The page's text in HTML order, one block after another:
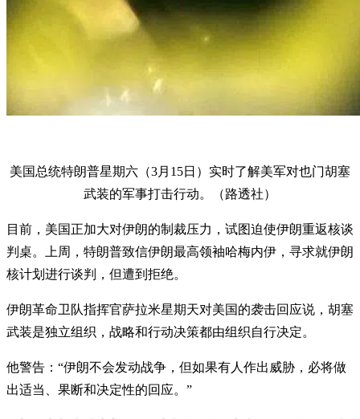
美国总统特朗普星期六（3月15日）实时了解美军对也门胡塞
武装的军事打击行动。（路透社）
目前，美国正加大对伊朗的制裁压力，试图迫使伊朗重返核谈
判桌。上周，特朗普致信伊朗最高领袖哈梅内伊，寻求就伊朗
核计划进行谈判，但遭到拒绝。
伊朗革命卫队指挥官萨拉米星期天对美国的袭击回应说，胡塞
武装是独立组织，战略和行动决策都由组织自行决定。
他警告：“伊朗不会发动战争，但如果有人作出威胁，必将做
出适当、果断和决定性的回应。”